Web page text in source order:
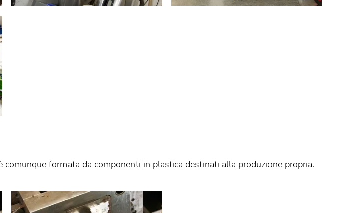
comunque formata da componenti in plastica destinati alla produzione propria.